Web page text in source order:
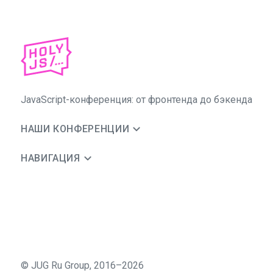
JavaScript-конференция: от фронтенда до бэкенда
НАШИ КОНФЕРЕНЦИИ
НАВИГАЦИЯ
© JUG Ru Group, 2016–2026